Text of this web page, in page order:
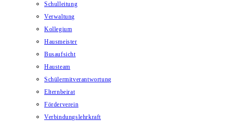
Schulleitung
Verwaltung
Kollegium
Hausmeister
Busaufsicht
Hausteam
Schülermitverantwortung
Elternbeirat
Förderverein
Verbindungslehrkraft